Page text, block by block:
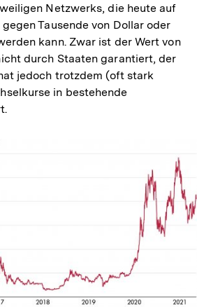
Netzwerks, die heute auf
Tausende von Dollar oder
kann. Zwar ist der Wert von
durch Staaten garantiert, der
jedoch trotzdem (oft stark
in bestehende